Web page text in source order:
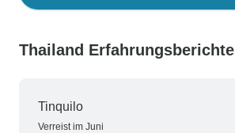
Thailand Erfahrungsberichte
Tinquilo
Verreist im Juni